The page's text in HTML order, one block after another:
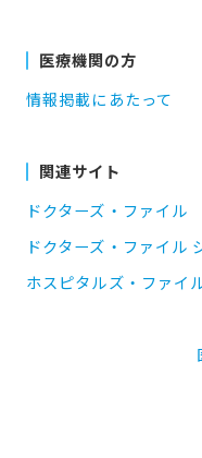
医療機関の方
情報掲載にあたって
関連サイト
ドクターズ・ファイル
ドクターズ・ファイル
ホスピタルズ・ファイ